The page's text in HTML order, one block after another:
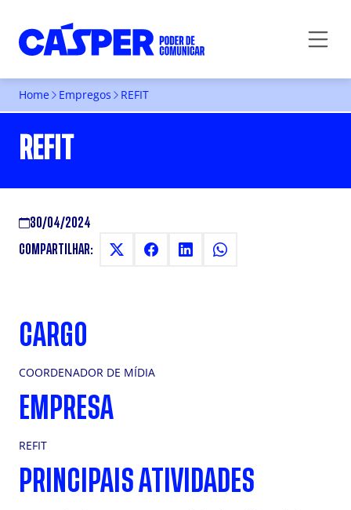
Home Empregos REFIT
REFIT
30/04/2024
COMPARTILHAR:
CARGO
COORDENADOR DE MÍDIA
EMPRESA
REFIT
PRINCIPAIS ATIVIDADES